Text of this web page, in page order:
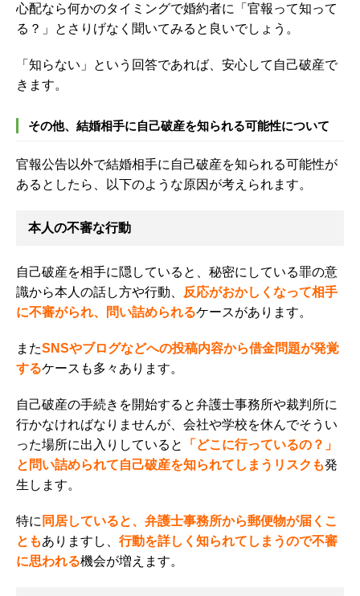
心配なら何かのタイミングで婚約者に「官報って知って
る？」とさりげなく聞いてみると良いでしょう。
「 知らない」という回答であれば、安心して自己破産で
きます。
その他、結婚相手に自己破産を知られる可能性について
官報公告以外で結婚相手に自己破産を知られる可能性が
あるとしたら、以下のような原因が考えられます。
本人の不審な行動
自己破産を相手に隠していると、秘密にしている罪の意
識から本人の話し方や行動、
反応がおかしくなって相手
に不審がられ、問い詰められるケースがあります。
またSNSやブログなどへの投稿内容から借金問題が発覚
するケースも多々あります。
自己破産の手続きを開始すると弁護士事務所や裁判所に
行かなければなりませんが、会社や学校を休んでそうい
った場所に出入りしていると
「どこに行っているの？」
と問い詰められて自己破産を知られてしまうリスクも発
生します。
特に 同居していると、弁護士事務所から郵便物が届くこ
ともありますし、 行動を詳しく知られてしまうので不審
に思われる機会が増えます。